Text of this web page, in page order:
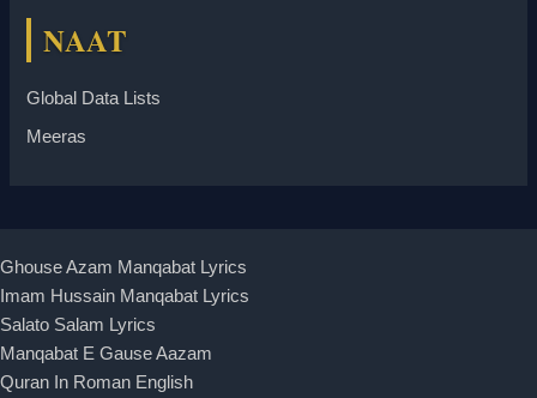
NAAT
Global Data Lists
Meeras
Ghouse Azam Manqabat Lyrics
Imam Hussain Manqabat Lyrics
Salato Salam Lyrics
Manqabat E Gause Aazam
Quran In Roman English